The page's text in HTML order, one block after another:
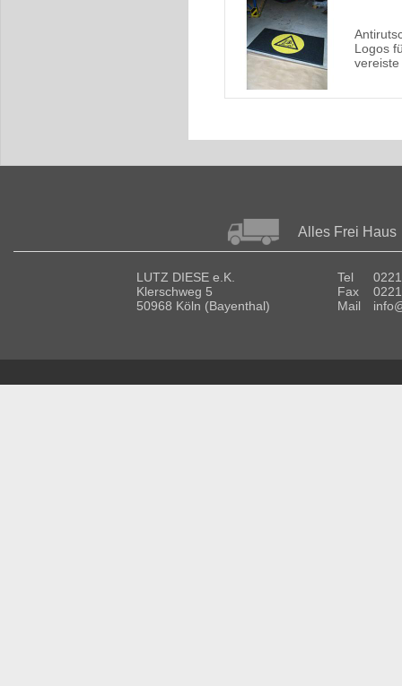
Logos
Alles Frei Haus
LUTZ DIESE e.K.
Klerschweg 5
50968 Köln (Bayenthal)
Tel
Fax
Mail